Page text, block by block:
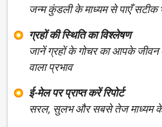
जन्म कुंडली के माध्यम से पाएँ सटीक
ग्रहों की स्थिति का विश्लेषण
जानें ग्रहों के गोचर का आपके जीवन
वाला प्रभाव
ई-मेल पर प्राप्त करें रिपोर्ट
सरल, सुलभ और सबसे तेज माध्यम के